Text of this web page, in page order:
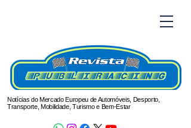
Notícias do Mercado Europeu de Automóveis, Desporto,
Transporte, Mobilidade, Turismo e Bem-Estar